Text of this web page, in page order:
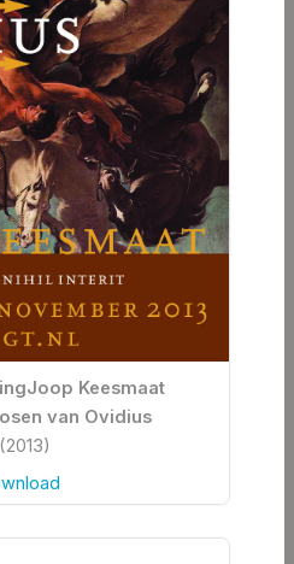
Keesmaat
van Ovidius
(2013)